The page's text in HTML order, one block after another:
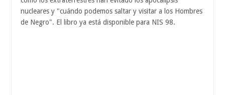
nucleares y "cuándo podemos saltar y visitar a los Hombres
de Negro". El libro ya está disponible para NIS 98.